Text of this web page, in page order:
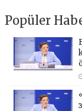
Popüler